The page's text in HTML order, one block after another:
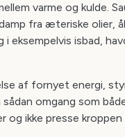
varme og kulde.
fra æteriske olier,
eksempelvis isbad,
af fornyet energi,
omgang som
og ikke presse